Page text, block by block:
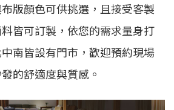
版顏色可供挑選，且接受客製
皆可訂製，依您的需求量身打
南皆設有門市，歡迎預約現場
的舒適度與質感。